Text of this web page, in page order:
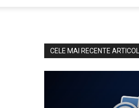
CELE MAI RECENTE